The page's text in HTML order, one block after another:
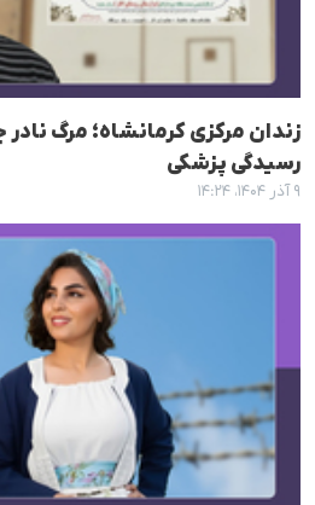
زندان مرکزی کرمانشاه؛ مرگ نادر
رسیدگی پزشکی
۹ آذر ۱۴۰۴، ۱۴:۲۴